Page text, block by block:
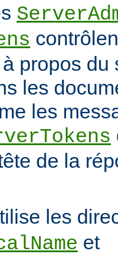
propos du
les
les
de la
les
et